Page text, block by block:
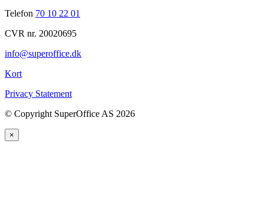
Telefon 70 10 22 01
CVR nr. 20020695
info@superoffice.dk
Kort
Privacy Statement
© Copyright SuperOffice AS 2026
×